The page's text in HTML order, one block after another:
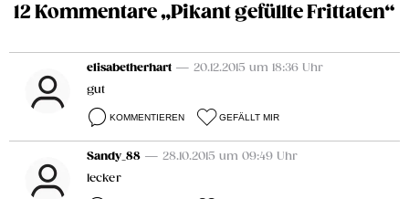
12 Kommentare „Pikant gefüllte Frittaten“
elisabetherhart — 20.12.2015 um 18:36 Uhr
gut
KOMMENTIEREN GEFÄLLT MIR
Sandy_88 — 28.10.2015 um 09:49 Uhr
lecker